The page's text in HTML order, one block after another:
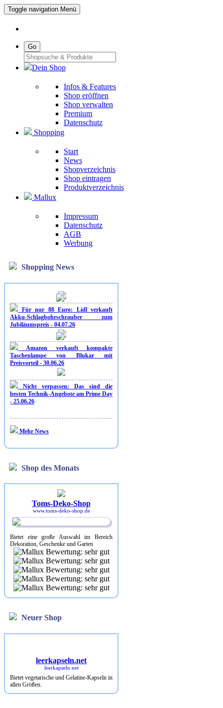
Toggle navigation Menü
Go
Dein Shop
Infos & Features
Shop eröffnen
Shop verwalten
Premium
Datenschutz
Shopping
Start
News
Shopverzeichnis
Shop eintragen
Produktverzeichnis
Mallux
Impressum
Datenschutz
AGB
Werbung
Shopping News
Für nur 88 Euro: Lidl verkauft
Akku-Schlagbohrschrauber zum
Jubiläumspreis - 04.07.26
Amazon verkauft kompakte
Taschenlampe von Blukar mit
Preisvorteil - 30.06.26
Nicht verpassen: Das sind die
besten Technik-Angebote am Prime Day
- 25.06.26
Mehr News
Shop des Monats
Toms-Deko-Shop
www.toms-deko-shop.de
Bietet eine große Auswahl im Bereich
Dekoration, Geschenke und Garten
Neuer Shop
leerkapseln.net
leerkapseln.net
Bietet vegetarische und Gelatine-Kapseln in
allen Größen.